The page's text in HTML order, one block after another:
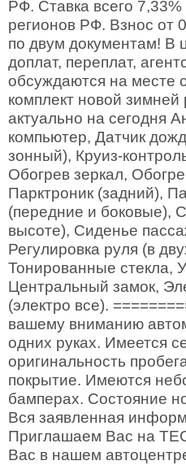
РФ. Ставка всего
регионов РФ. Взнос от
по двум документам! В
доплат, переплат,
обсуждаются на месте
комплект новой
актуально на сегодня
компьютер, Датчик
зонный), Круиз-
Обогрев зеркал,
Парктроник (задний),
(передние и боковые),
высоте), Сиденье
Регулировка руля (в
Тонированные стекла,
Центральный замок,
(электро все).
вашему вниманию
одних руках. Имеется
оригинальность
покрытие. Имеются
бамперах. Состояние
Вся заявленная
Приглашаем Вас на
Вас в нашем